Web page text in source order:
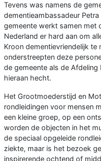
Tevens was namens de
dementieambassadeur
gemeente werkt samen met
Nederland er hard aan om
Kroon dementievriendelijk te
onderstreepten deze
de gemeente als de
hieraan hecht.
Het Grootmoederstijd en
rondleidingen voor mensen
een kleine groep, op een
worden de objecten in het
de speciaal opgeleide
ziekte, maar is het bezoek
inspirerende ochtend of